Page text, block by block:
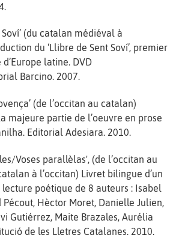
Soví’ (du catalan médiéval à
du ‘Llibre de Sent Soví’, premier
latine. DVD
Barcino. 2007.
(de l’occitan au catalan)
majeure partie de l’oeuvre en prose
Editorial Adesiara. 2010.
Voses parallèlas', (de l’occitan au
à l’occitan) Livret bilingue d’un
poétique de 8 auteurs : Isabel
Pécout, Hèctor Moret, Danielle Julien,
Gutiérrez, Maite Brazales, Aurélia
de les Lletres Catalanes. 2010.